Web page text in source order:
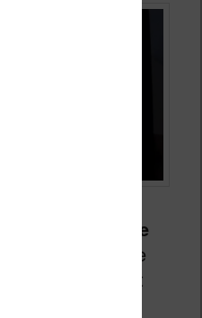
cette différence
. Je pense que
peuvent
lire.